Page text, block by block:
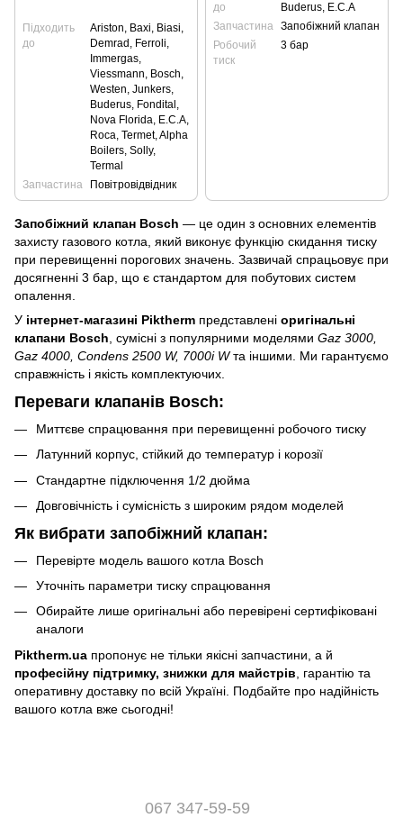
Підходить
до
Ariston, Baxi, Biasi,
Demrad, Ferroli,
Immergas,
Viessmann, Bosch,
Westen, Junkers,
Buderus, Fondital,
Nova Florida, E.C.A,
Roca, Termet, Alpha
Boilers, Solly,
Termal
Запчастина
Повітровідвідник
до
Buderus, E.C.A
Запчастина Запобіжний клапан
Робочий
тиск
3 бар
Запобіжний клапан Bosch — це один з основних елементів
захисту газового котла, який виконує функцію скидання тиску
при перевищенні порогових значень. Зазвичай спрацьовує при
досягненні 3 бар, що є стандартом для побутових систем
опалення.
У інтернет-магазині Piktherm представлені оригінальні
клапани Bosch, сумісні з популярними моделями Gaz 3000,
Gaz 4000, Condens 2500 W, 7000i Wта іншими. Ми гарантуємо
справжність і якість комплектуючих.
Переваги клапанів Bosch:
Миттєве спрацювання при перевищенні робочого тиску
Латунний корпус, стійкий до температур і корозії
Стандартне підключення 1/2 дюйма
Довговічність і сумісність з широким рядом моделей
Як вибрати запобіжний клапан:
Перевірте модель вашого котла Bosch
Уточніть параметри тиску спрацювання
Обирайте лише оригінальні або перевірені сертифіковані
аналоги
Piktherm.ua пропонує не тільки якісні запчастини, а й
професійну підтримку, знижки для майстрів , гарантію та
оперативну доставку по всій Україні. Подбайте про надійність
вашого котла вже сьогодні!
067 347-59-59